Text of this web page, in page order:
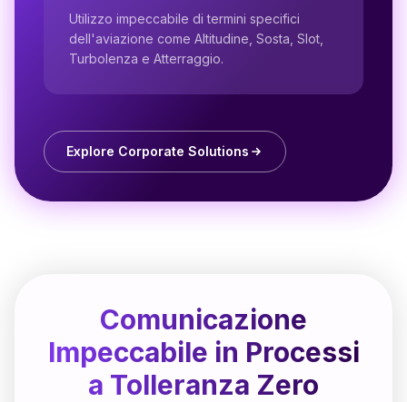
Utilizzo impeccabile di termini specifici
dell'aviazione come Altitudine, Sosta, Slot,
Turbolenza e Atterraggio.
Explore Corporate Solutions
Comunicazione
Impeccabile in Processi
a Tolleranza Zero